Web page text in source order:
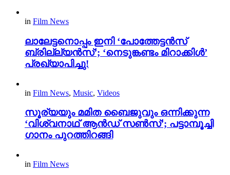
in Film News
ലാലേട്ടനൊപ്പം ഇനി ‘പോത്തേട്ടൻസ്
ബ്രില്ല്യൻസ്’; ‘നെടുങ്കണ്ടം മിറാക്കിൾ’
പ്രഖ്യാപിച്ചു!
in Film News, Music, Videos
സൂര്യയും മമിത ബൈജുവും ഒന്നിക്കുന്ന
‘വിശ്വനാഥ് ആൻഡ് സൺസ്’; പട്ടാമ്പൂച്ചി
ഗാനം പുറത്തിറങ്ങി
in Film News